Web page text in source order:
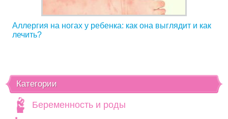
Аллергия на ногах у ребенка: как она выглядит и как
лечить?
Категории
Беременность и роды